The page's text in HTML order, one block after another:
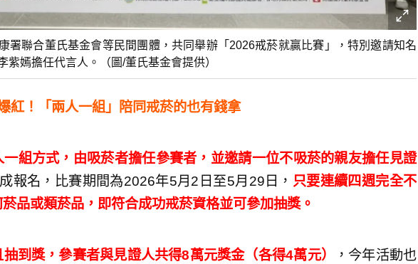
署聯合董氏基金會等民間團體，共同舉辦「2026戒菸就贏比賽」，特別邀請知名
紫嫣擔任代言人。（圖/董氏基金會提供）
紅！「兩人一組」陪同戒菸的也有錢拿
一組方式，由吸菸者擔任參賽者，並邀請一位不吸菸的親友擔任見證
報名，比賽期間為2026年5月2日至5月29日， 只要連續四週完全不
品或類菸品，即符合成功戒菸資格並可參加抽獎。
到獎，參賽者與見證人共得8萬元獎金（各得4萬元）
，今年活動也